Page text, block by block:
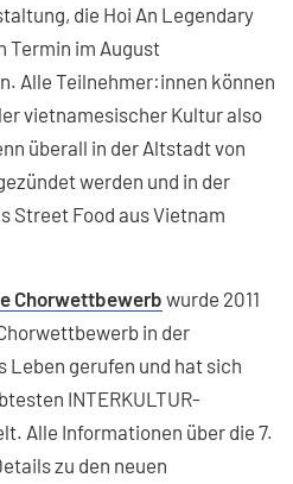
die Hoi An Legendary
Termin im August
Alle Teilnehmer:innen können
vietnamesischer Kultur also
überall in der Altstadt von
werden und in der
Street Food aus Vietnam
Chorwettbewerb wurde 2011
in der
Leben gerufen und hat sich
INTERKULTUR-
Alle Informationen über die 7.
zu den neuen